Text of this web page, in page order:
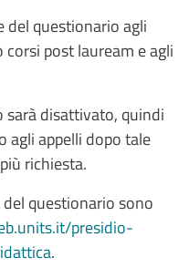
del questionario agli
post lauream e agli
sarà disattivato, quindi
agli appelli dopo tale
richiesta.
questionario sono
presidio-
.